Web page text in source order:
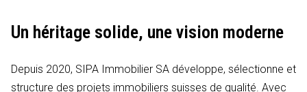
Un héritage solide, une vision moderne
Depuis 2020, SIPA Immobilier SA développe, sélectionne et
structure des projets immobiliers suisses de qualité. Avec